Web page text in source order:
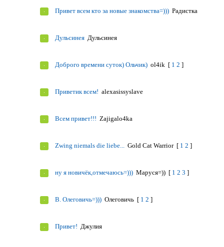
Привет всем кто за новые знакомства=))) Радистка
Дульсинея Дульсинея
Доброго времени суток) Ольчик) ol4ik [ 1 2 ]
Приветик всем! alexasissyslave
Всем привет!!! Zajigalo4ka
Zwing niemals die liebe... Gold Cat Warrior [ 1 2 ]
ну я новичёк,отмечаюсь=))) Маруся=)) [ 1 2 3 ]
В. Олеговичь=))) Олеговичь [ 1 2 ]
Привет! Джулия